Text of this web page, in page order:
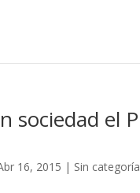
sociedad el
16, 2015 | Sin categoría